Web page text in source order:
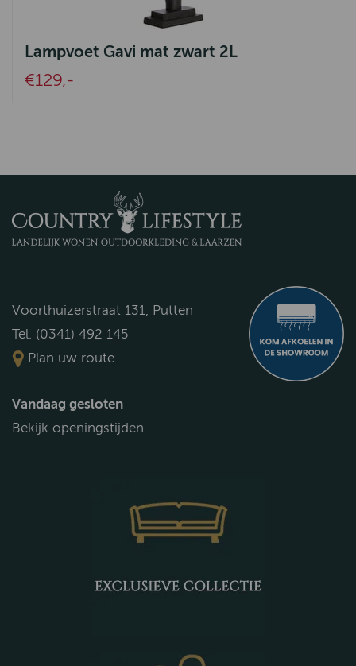
Lampvoet Gavi mat zwart 2L
€129,-
Voorthuizerstraat 131, Putten
Tel. (0341) 492 145
Plan uw route
Vandaag gesloten
Bekijk openingstijden